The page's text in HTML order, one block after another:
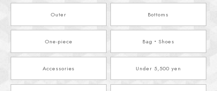
Outer Bottoms
One-piece Bag・Shoes
Accessories Under 5,500 yen